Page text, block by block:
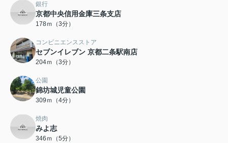
銀行
京都中央信用金庫三条支店
178ｍ（3分）
コンビニエンスストア
セブンイレブン 京都二条駅南店
204ｍ（3分）
公園
錦坊城児童公園
309ｍ（4分）
焼肉
みよ志
346ｍ（5分）